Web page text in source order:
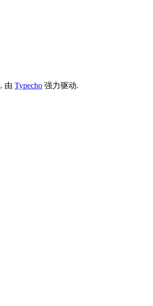
. 由 Typecho 强力驱动.